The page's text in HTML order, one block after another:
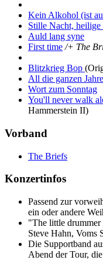
Kein Alkohol (ist
Stille Nacht, heilige
Auld lang syne
First time /+ The
Blitzkrieg Bop
All die ganzen Jahre
Wort zum Sonntag
You'll never walk
Hammerstein II)
Vorband
The Briefs
Konzertinfos
Passend zur
ein oder andere
"The little
Steve Hahn, Voms
Die Supportband
Abend der Tour,